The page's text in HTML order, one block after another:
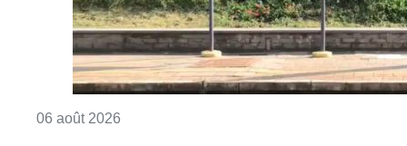
06 août 2026